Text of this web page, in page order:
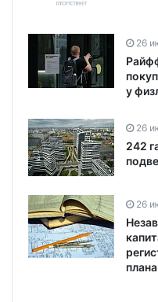
26
у
26
242
26
плана